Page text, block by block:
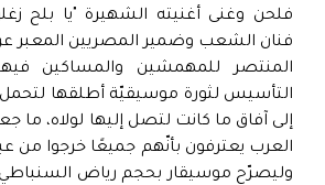
فلحن وغنى أغنيته الشهيرة "يا بلح
فنان الشعب وضمير المصريين المعبر
المنتصر للمهمشين والمساكين
التأسيس لثورة موسيقيّة أطلقها لتحمل
إلى آفاق ما كانت لتصل إليها لولاه، ما
العرب يعترفون بأنّهم جميعًا خرجوا من
وليصرّح موسيقار بحجم رياض السنباطي